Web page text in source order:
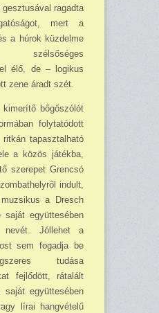
ragadta
mert a
a húrok küz­delme
élő, de – logikus
zene áradt szét.
bőgőszólót
folytatódott
tapasztalható
a közös játékba,
szerepet Grencsó
indult,
a Dresch
saját együttesében
Jóllehet a
sem fogadja be
tudása
fejlődött, rátalált
együttesében
lírai hangvételű